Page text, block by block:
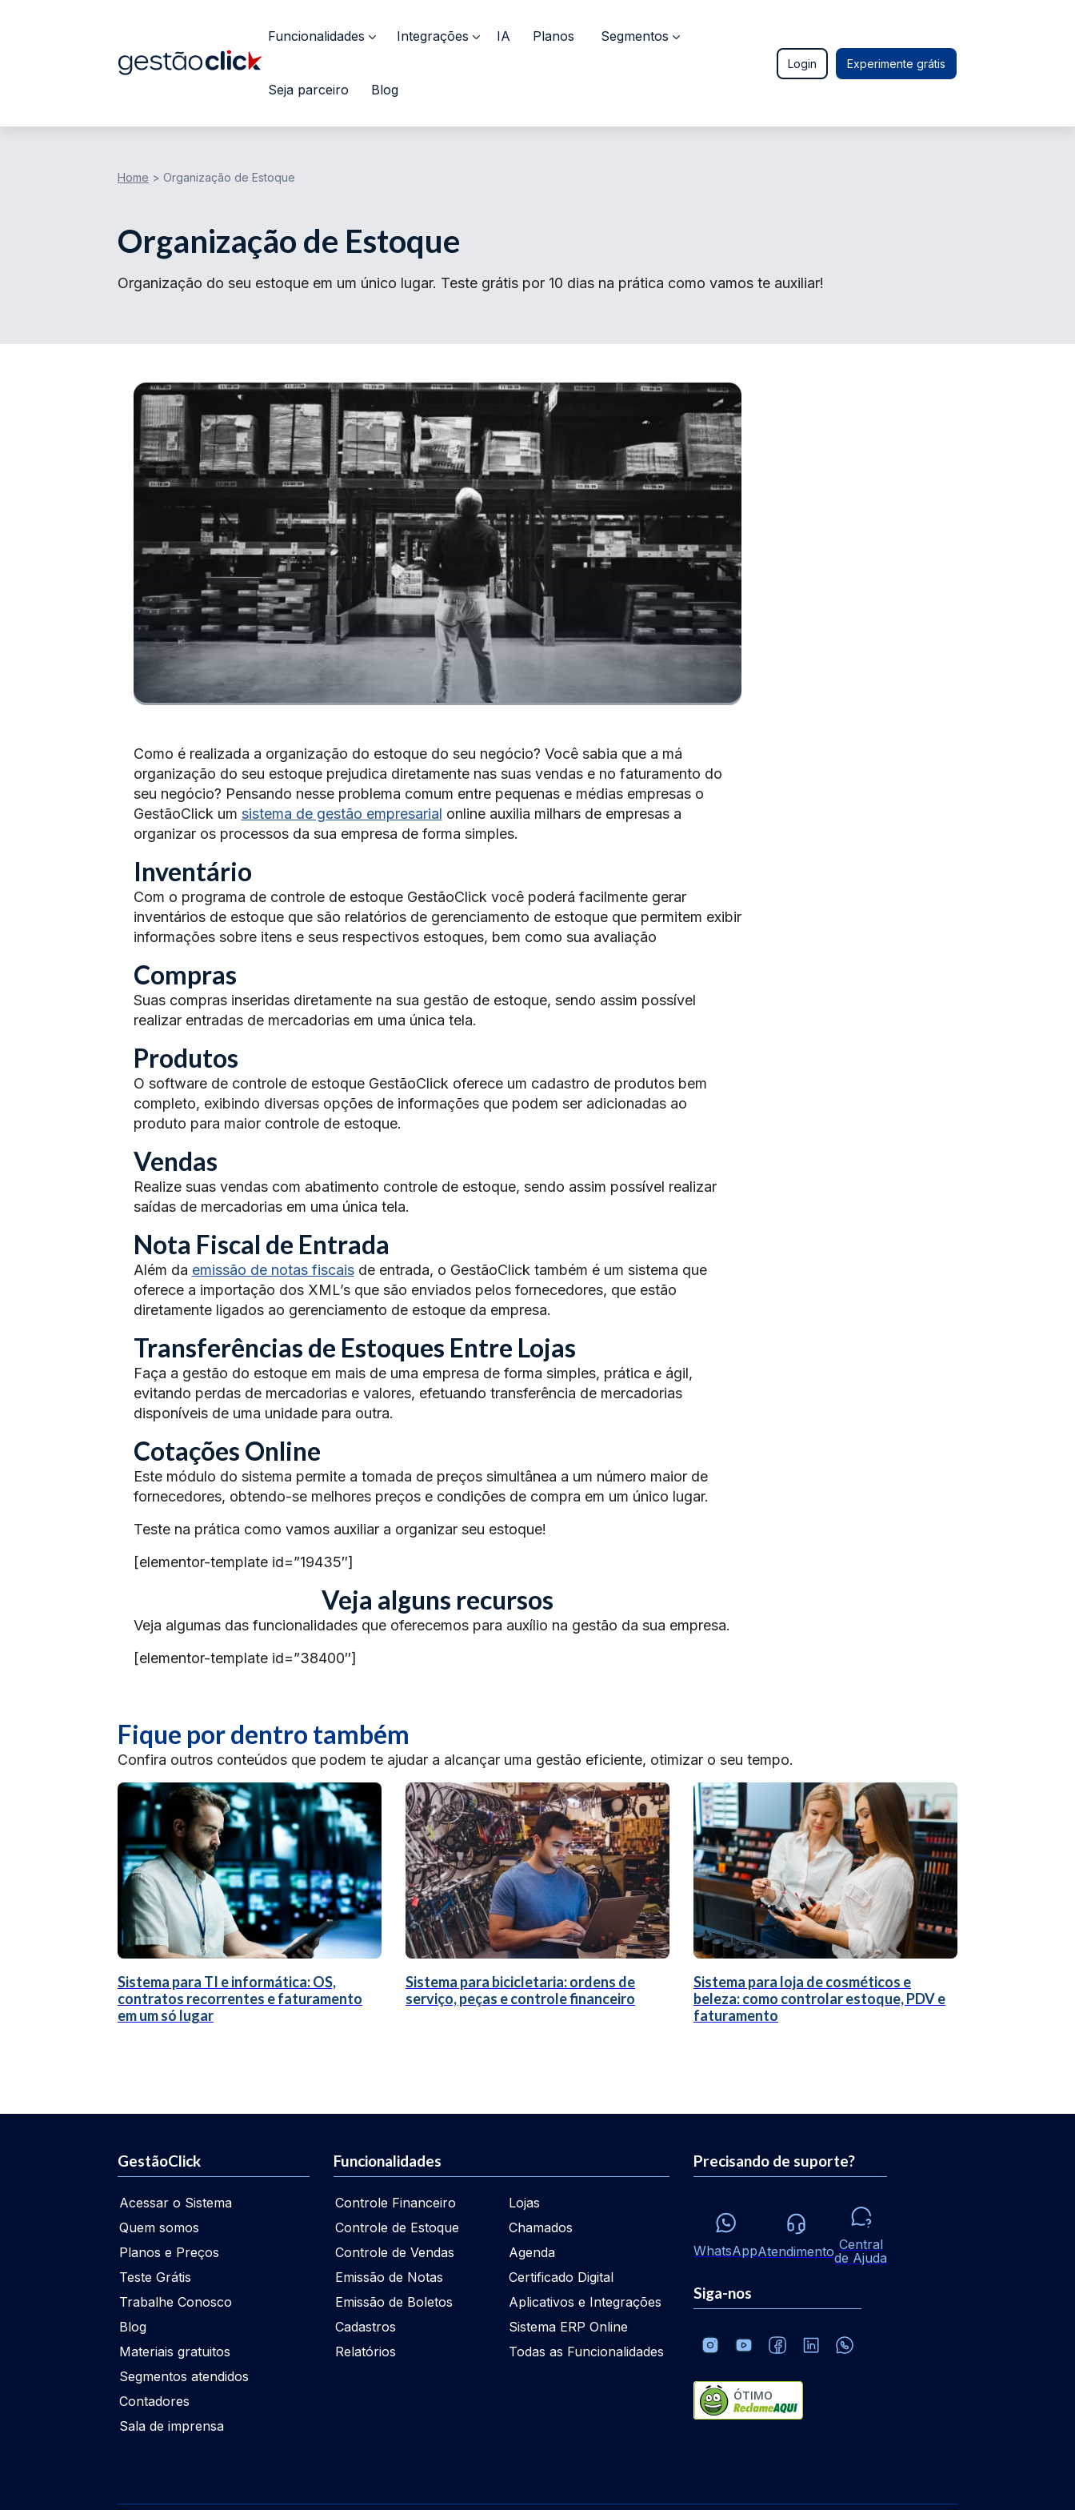
Funcionalidades Integrações IA Planos Segmentos
Seja parceiro Blog
Login Experimente grátis
Home > Organização de Estoque
Organização de Estoque
Organização do seu estoque em um único lugar. Teste grátis por 10 dias na prática como vamos te auxiliar!
Como é realizada a organização do estoque do seu negócio? Você sabia que a má
organização do seu estoque prejudica diretamente nas suas vendas e no faturamento do
seu negócio? Pensando nesse problema comum entre pequenas e médias empresas o
GestãoClick um sistema de gestão empresarial online auxilia milhars de empresas a
organizar os processos da sua empresa de forma simples.
Inventário
Com o programa de controle de estoque GestãoClick você poderá facilmente gerar
inventários de estoque que são relatórios de gerenciamento de estoque que permitem exibir
informações sobre itens e seus respectivos estoques, bem como sua avaliação
Compras
Suas compras inseridas diretamente na sua gestão de estoque, sendo assim possível
realizar entradas de mercadorias em uma única tela.
Produtos
O software de controle de estoque GestãoClick oferece um cadastro de produtos bem
completo, exibindo diversas opções de informações que podem ser adicionadas ao
produto para maior controle de estoque.
Vendas
Realize suas vendas com abatimento controle de estoque, sendo assim possível realizar
saídas de mercadorias em uma única tela.
Nota Fiscal de Entrada
Além da emissão de notas fiscaisde entrada, o GestãoClick também é um sistema que
oferece a importação dos XML’s que são enviados pelos fornecedores, que estão
diretamente ligados ao gerenciamento de estoque da empresa.
Transferências de Estoques Entre Lojas
Faça a gestão do estoque em mais de uma empresa de forma simples, prática e ágil,
evitando perdas de mercadorias e valores, efetuando transferência de mercadorias
disponíveis de uma unidade para outra.
Cotações Online
Este módulo do sistema permite a tomada de preços simultânea a um número maior de
fornecedores, obtendo-se melhores preços e condições de compra em um único lugar.
Teste na prática como vamos auxiliar a organizar seu estoque!
[elementor-template id=”19435″]
Veja alguns recursos
Veja algumas das funcionalidades que oferecemos para auxílio na gestão da sua empresa.
[elementor-template id=”38400″]
Fique por dentro também
Confira outros conteúdos que podem te ajudar a alcançar uma gestão eficiente, otimizar o seu tempo.
Sistema para TI e informática: OS,
contratos recorrentes e faturamento
em um só lugar
Sistema para bicicletaria: ordens de
serviço, peças e controle financeiro
Sistema para loja de cosméticos e
beleza: como controlar estoque, PDV e
faturamento
GestãoClick
Acessar o Sistema
Quem somos
Planos e Preços
Teste Grátis
Trabalhe Conosco
Blog
Materiais gratuitos
Segmentos atendidos
Contadores
Sala de imprensa
Funcionalidades
Controle Financeiro
Controle de Estoque
Controle de Vendas
Emissão de Notas
Emissão de Boletos
Cadastros
Relatórios
Lojas
Chamados
Agenda
Certificado Digital
Aplicativos e Integrações
Sistema ERP Online
Todas as Funcionalidades
Precisando de suporte?
WhatsAppAtendimento Central
de Ajuda
Siga-nos
ÓTIMO